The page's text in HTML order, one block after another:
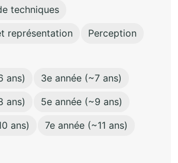
techniques
représentation
Perception
ans)
3e année (~7 ans)
ans)
5e année (~9 ans)
ans)
7e année (~11 ans)